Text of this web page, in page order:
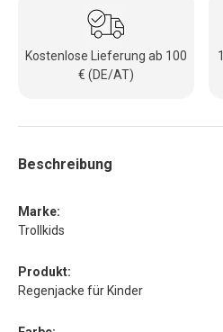
Kostenlose Lieferung ab 100
€ (DE/AT)
Beschreibung
Marke:
Trollkids
Produkt:
Regenjacke für Kinder